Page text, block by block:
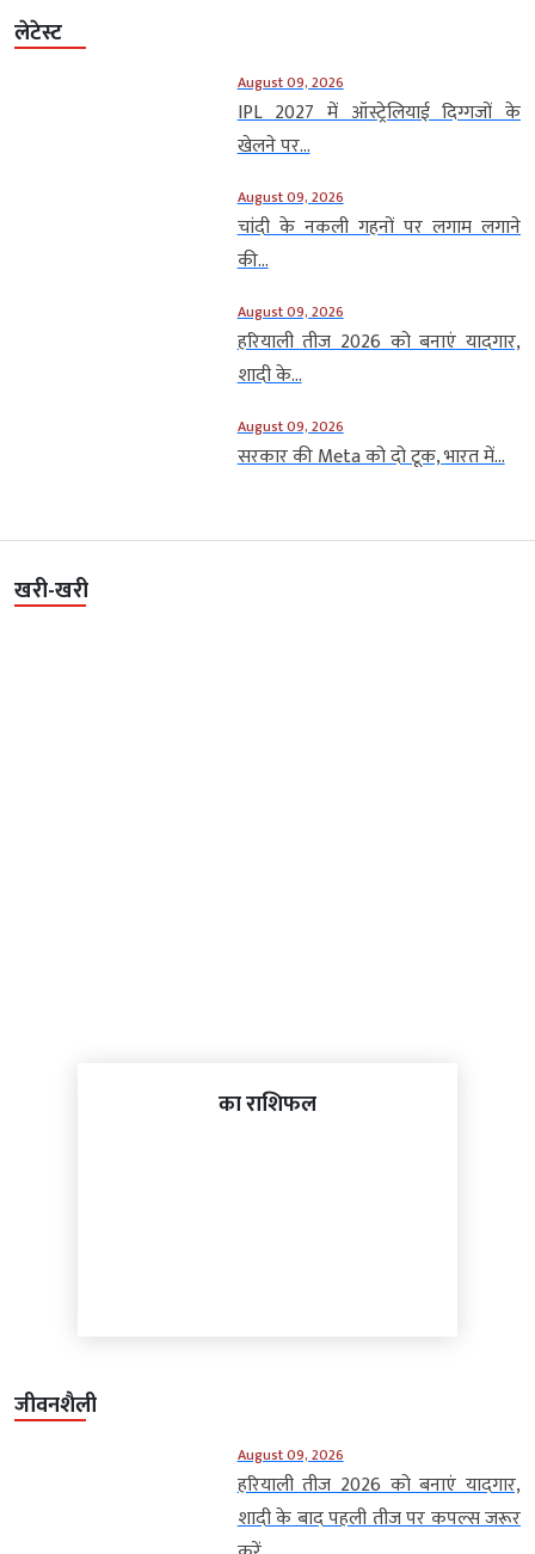
लेटेस्ट
August 09, 2026
IPL 2027 में ऑस्ट्रेलियाई दिग्गजों के
खेलने पर...
August 09, 2026
चांदी के नकली गहनों पर लगाम लगाने
की...
August 09, 2026
हरियाली तीज 2026 को बनाएं यादगार,
शादी के...
August 09, 2026
सरकार की Meta को दो टूक, भारत में...
खरी-खरी
का राशिफल
जीवनशैली
August 09, 2026
हरियाली तीज 2026 को बनाएं यादगार,
शादी के बाद पहली तीज पर कपल्स जरूर